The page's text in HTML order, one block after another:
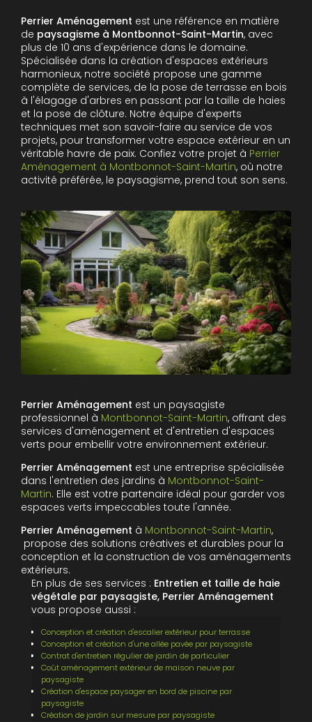
Perrier Aménagement est une référence en matière
de paysagisme à Montbonnot-Saint-Martin, avec
plus de 10 ans d'expérience dans le domaine.
Spécialisée dans la création d'espaces extérieurs
harmonieux, notre société propose une gamme
complète de services, de la pose de terrasse en bois
à l'élagage d'arbres en passant par la taille de haies
et la pose de clôture. Notre équipe d'experts
techniques met son savoir-faire au service de vos
projets, pour transformer votre espace extérieur en un
véritable havre de paix. Confiez votre projet à Perrier
Aménagement à Montbonnot-Saint-Martin, où notre
activité préférée, le paysagisme, prend tout son sens.
Perrier Aménagement est un paysagiste
professionnel à Montbonnot-Saint-Martin, offrant des
services d'aménagement et d'entretien d'espaces
verts pour embellir votre environnement extérieur.
Perrier Aménagement est une entreprise spécialisée
dans l'entretien des jardins à Montbonnot-Saint-
Martin. Elle est votre partenaire idéal pour garder vos
espaces verts impeccables toute l'année.
Perrier Aménagement à Montbonnot-Saint-Martin,
propose des solutions créatives et durables pour la
conception et la construction de vos aménagements
extérieurs.
En plus de ses services : Entretien et taille de haie
végétale par paysagiste, Perrier Aménagement
vous propose aussi :
Conception et création d'escalier extérieur pour terrasse
Conception et création d'une allée pavée par paysagiste
Contrat d'entretien régulier de jardin de particulier
Coût aménagement extérieur de maison neuve par
paysagiste
Création d'espace paysager en bord de piscine par
paysagiste
Création de jardin sur mesure par paysagiste